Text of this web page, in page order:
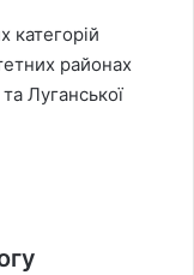
категорій
районах
Луганської